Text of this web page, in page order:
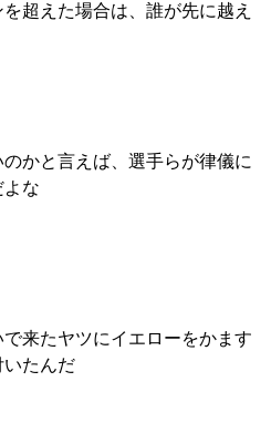
超えた場合は、誰が先に越え
かと言えば、選手らが律儀に
よな
来たヤツにイエローをかます
いたんだ